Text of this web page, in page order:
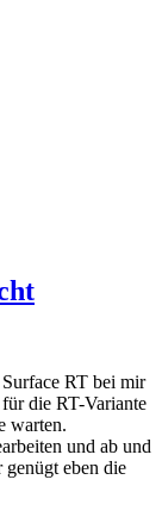
RT bei mir
die RT-Variante
warten.
und ab und
eben die